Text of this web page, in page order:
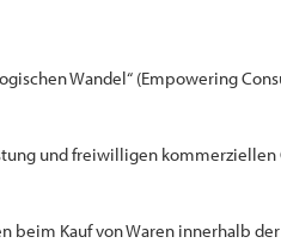
Wandel“ (Empowering
und freiwilligen kommerziellen
Kauf von Waren innerhalb der